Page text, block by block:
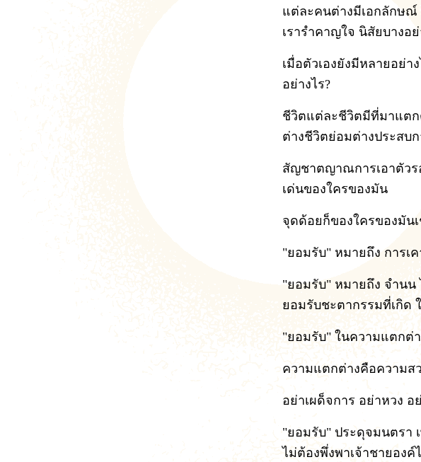
แต่ละคนต่างมีเอกลักษณ์
เรารำคาญใจ นิสัยบางอ
เมื่อตัวเองยังมีหลายอย่า
อย่างไร?
ชีวิตแต่ละชีวิตมีที่มาแตก
ต่างชีวิตย่อมต่างประสบ
สัญชาตญาณการเอาตัว
เด่นของใครของมัน
จุดด้อยก็ของใครของมัน
"ยอมรับ" หมายถึง การเ
"ยอมรับ" หมายถึง จำนน
ยอมรับชะตากรรมที่เกิด
"ยอมรับ" ในความแตกต่
ความแตกต่างคือความส
อย่าเผด็จการ อย่าหวง
"ยอมรับ" ประดุจมนตรา
ไม่ต้องพึ่งพาเจ้าชายองค์